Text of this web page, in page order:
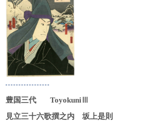
豊国三代
ToyokuniⅢ
見立三十六歌撰之内 坂上是則